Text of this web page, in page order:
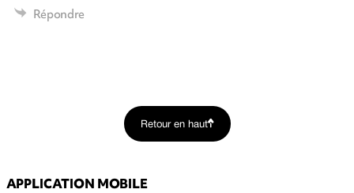
Répondre
Retour en haut
APPLICATION MOBILE